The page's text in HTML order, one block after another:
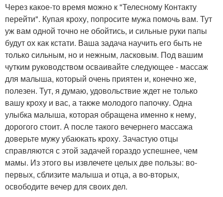
Через какое-то время можно к "Телесному Контакту
перейти". Купая кроху, попросите мужа помочь вам. Тут
уж вам одной точно не обойтись, и сильные руки папы
будут ох как кстати. Ваша задача научить его быть не
только сильным, но и нежным, ласковым. Под вашим
чутким руководством осваивайте следующее - массаж
для малыша, который очень приятен и, конечно же,
полезен. Тут, я думаю, удовольствие ждет не только
вашу кроху и вас, а также молодого папочку. Одна
улыбка малыша, которая обращена именно к нему,
дорогого стоит. А после такого вечернего массажа
доверьте мужу убаюкать кроху. Зачастую отцы
справляются с этой задачей гораздо успешнее, чем
мамы. Из этого вы извлечете целых две пользы: во-
первых, сблизите малыша и отца, а во-вторых,
освободите вечер для своих дел.